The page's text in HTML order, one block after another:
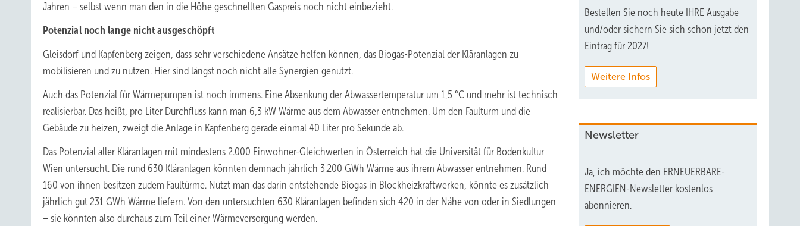
Jahren – selbst wenn man den in die Höhe geschnellten Gaspreis noch nicht einbezieht.
Potenzial noch lange nicht ausgeschöpft
Gleisdorf und Kapfenberg zeigen, dass sehr verschiedene Ansätze helfen können, das Biogas-Potenzial der Kläranlagen zu
mobilisieren und zu nutzen. Hier sind längst noch nicht alle Synergien genutzt.
Auch das Potenzial für Wärmepumpen ist noch immens. Eine Absenkung der Abwassertemperatur um 1,5 °C und mehr ist technisch
realisierbar. Das heißt, pro Liter Durchfluss kann man 6,3 kW Wärme aus dem Abwasser entnehmen. Um den Faulturm und die
Gebäude zu heizen, zweigt die Anlage in Kapfenberg gerade einmal 40 Liter pro Sekunde ab.
Das Potenzial aller Kläranlagen mit mindestens 2.000 Einwohner-Gleichwerten in Österreich hat die Universität für Bodenkultur
Wien untersucht. Die rund 630 Kläranlagen könnten demnach jährlich 3.200 GWh Wärme aus ihrem Abwasser entnehmen. Rund
160 von ihnen besitzen zudem Faultürme. Nutzt man das darin entstehende Biogas in Blockheizkraftwerken, könnte es zusätzlich
jährlich gut 231 GWh Wärme liefern. Von den untersuchten 630 Kläranlagen befinden sich 420 in der Nähe von oder in Siedlungen
– sie könnten also durchaus zum Teil einer Wärmeversorgung werden.
Bestellen Sie noch heute IHRE Ausgabe
und/oder sichern Sie sich schon jetzt den
Eintrag für 2027!
Weitere Infos
Newsletter
Ja, ich möchte den ERNEUERBARE-
ENERGIEN-Newsletter kostenlos
abonnieren.